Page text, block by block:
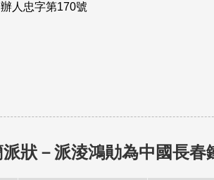
人忠字第170號
派狀－派淩鴻勛為中國長春